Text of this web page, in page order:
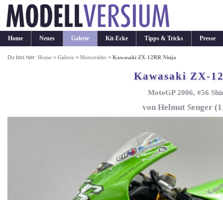
Home Neues Galerie Kit-Ecke Tipps & Tricks Presse
Du bist hier:Home >Galerie >Motorräder >Kawasaki ZX-12RR Ninja
Kawasaki ZX-
MotoGP 2006, #56
von Helmut Senger